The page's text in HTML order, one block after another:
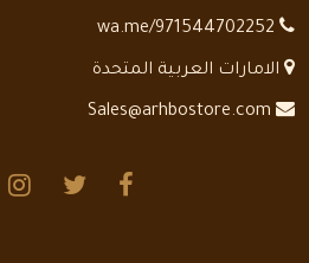
الامارات العربية المتحدة